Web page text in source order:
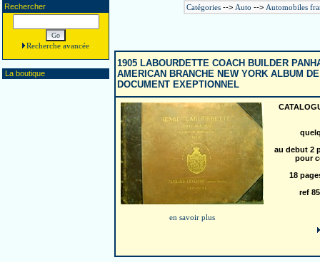
Rechercher
Recherche avancée
La boutique
Catégories --> Auto --> Automobiles
1905 LABOURDETTE COACH BUILDER
AMERICAN BRANCHE NEW YORK ALBUM
DOCUMENT EXEPTIONNEL
en savoir plus
au debut 2
pour
18
ref